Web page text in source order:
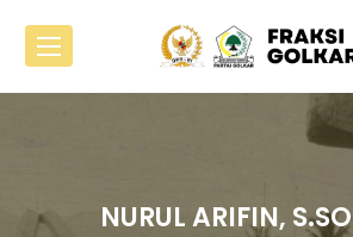
NURUL ARIFIN,